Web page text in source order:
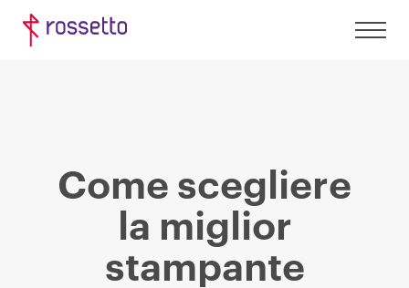
Come scegliere
la miglior
stampante